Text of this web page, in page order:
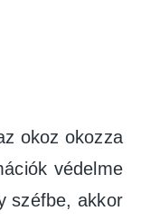
okoz okozza
védelme
széfbe, akkor